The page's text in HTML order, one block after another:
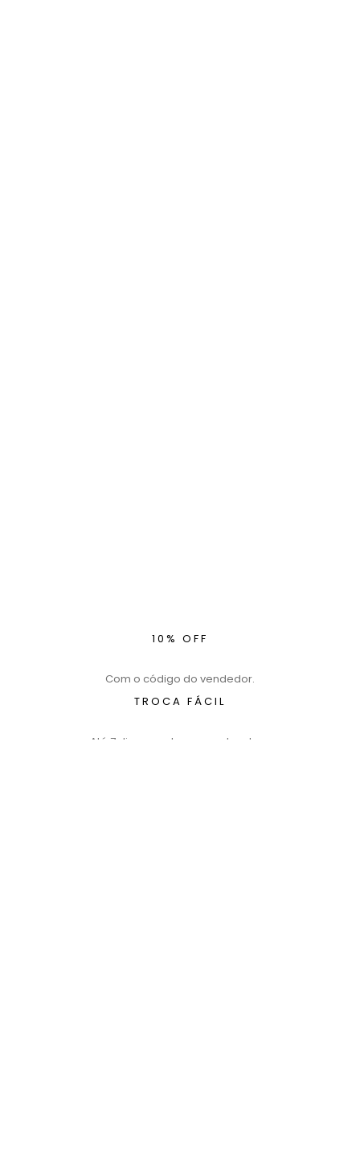
10% OFF
Com o código do vendedor.
TROCA FÁCIL
Até 7 dias para trocar ou devolver.